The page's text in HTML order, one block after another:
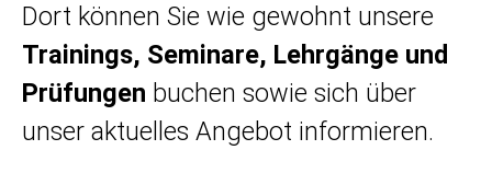
Dort können Sie wie gewohnt unsere
Trainings, Seminare, Lehrgänge und
Prüfungen buchen sowie sich über
unser aktuelles Angebot informieren.